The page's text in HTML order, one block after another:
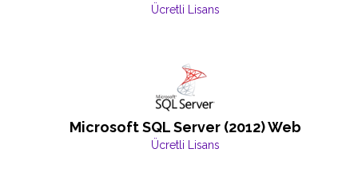
Ücretli Lisans
Microsoft SQL Server (2012) Web
Ücretli Lisans